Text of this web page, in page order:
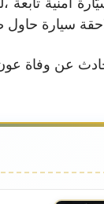
سيارة حاول
عن وفاة